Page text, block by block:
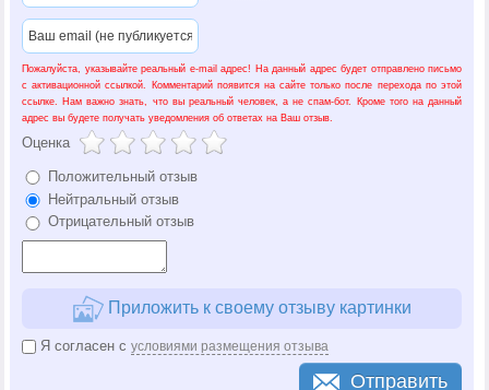
Пожалуйста, указывайте реальный e-mail адрес! На данный адрес будет отправлено письмо
с активационной ссылкой. Комментарий появится на сайте только после перехода по этой
ссылке. Нам важно знать, что вы реальный человек, а не спам-бот. Кроме того на данный
адрес вы будете получать уведомления об ответах на Ваш отзыв.
Оценка
Положительный отзыв
Нейтральный отзыв
Отрицательный отзыв
Приложить к своему отзыву картинки
Я согласен с условиями размещения отзыва
Отправить